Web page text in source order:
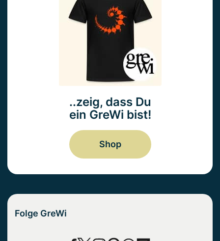
..zeig, dass Du
ein GreWi bist!
Shop
Folge GreWi